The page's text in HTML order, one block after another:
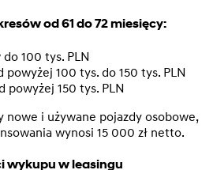
od 61 do 72 miesięcy:
100 tys. PLN
powyżej 100 tys. do 150 tys. PLN
powyżej 150 tys. PLN
nowe i używane pojazdy osobowe,
wynosi 15 000 zł netto.
wykupu w leasingu